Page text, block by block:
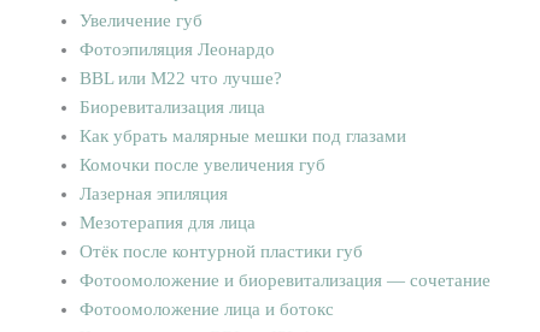
Увеличение губ
Фотоэпиляция Леонардо
BBL или M22 что лучше?
Биоревитализация лица
Как убрать малярные мешки под глазами
Комочки после увеличения губ
Лазерная эпиляция
Мезотерапия для лица
Отёк после контурной пластики губ
Фотоомоложение и биоревитализация — сочетание
Фотоомоложение лица и ботокс